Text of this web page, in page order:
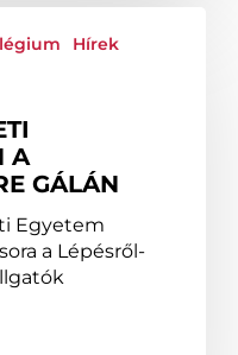
Hírek
A
GÁLÁN
Egyetem
a Lépésről-